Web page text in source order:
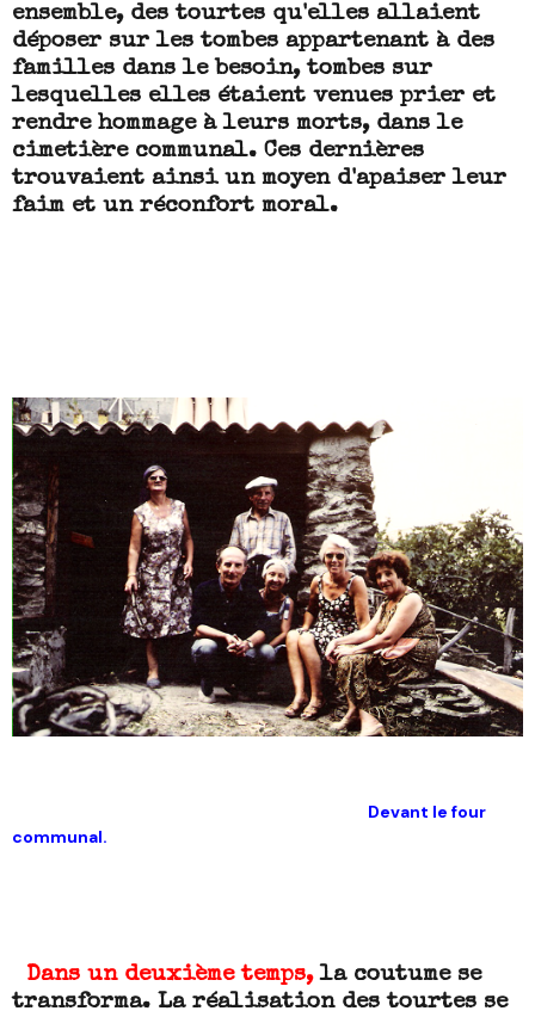
ensemble, des tourtes qu'elles allaient
déposer sur les tombes appartenant à des
familles dans le besoin, tombes sur
lesquelles elles étaient venues prier et
rendre hommage à leurs morts, dans le
cimetière communal. Ces dernières
trouvaient ainsi un moyen d'apaiser leur
faim et un réconfort moral.
Devant le four
communal.
Dans un deuxième temps,la coutume se
transforma. La réalisation des tourtes se